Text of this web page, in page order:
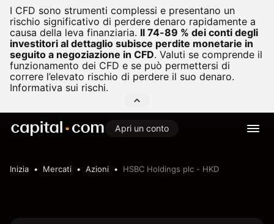
I CFD sono strumenti complessi e presentano un
rischio significativo di perdere denaro rapidamente a
causa della leva finanziaria. Il 74-89 % dei conti degli
investitori al dettaglio subisce perdite monetarie in
seguito a negoziazione in CFD. Valuti se comprende il
funzionamento dei CFD e se può permettersi di
correre l’elevato rischio di perdere il suo denaro.
Informativa sui rischi.
Apri un conto
Inizia Mercati Azioni HSBC Holdings plc - HKD